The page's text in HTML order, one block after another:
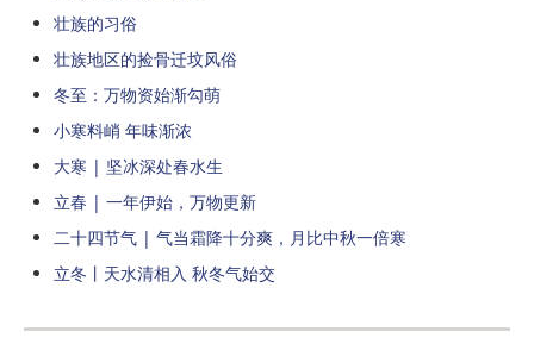
壮族的习俗
壮族地区的捡骨迁坟风俗
冬至：万物资始渐勾萌
小寒料峭 年味渐浓
大寒 | 坚冰深处春水生
立春 | 一年伊始，万物更新
二十四节气 | 气当霜降十分爽，月比中秋一倍寒
立冬丨天水清相入 秋冬气始交